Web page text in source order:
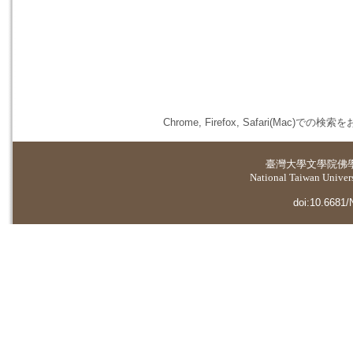
Chrome, Firefox, Safari(Mac)での検索を
臺灣大學文學院佛
National Taiwan
doi:10.6681/